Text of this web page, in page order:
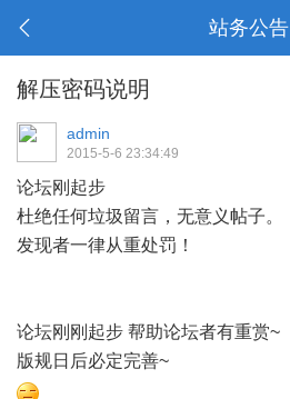
站务公告
解压密码说明
admin
2015-5-6 23:34:49
论坛刚起步
杜绝任何垃圾留言，无意义帖子。
发现者一律从重处罚！
论坛刚刚起步 帮助论坛者有重赏~
版规日后必定完善~